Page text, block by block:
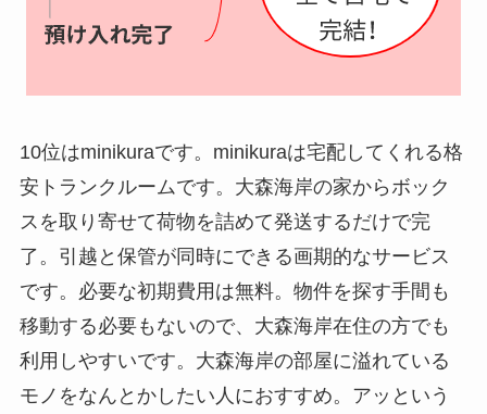
10位はminikuraです。minikuraは宅配してくれる格
安トランクルームです。大森海岸の家からボック
スを取り寄せて荷物を詰めて発送するだけで完
了。引越と保管が同時にできる画期的なサービス
です。必要な初期費用は無料。物件を探す手間も
移動する必要もないので、大森海岸在住の方でも
利用しやすいです。大森海岸の部屋に溢れている
モノをなんとかしたい人におすすめ。アッという